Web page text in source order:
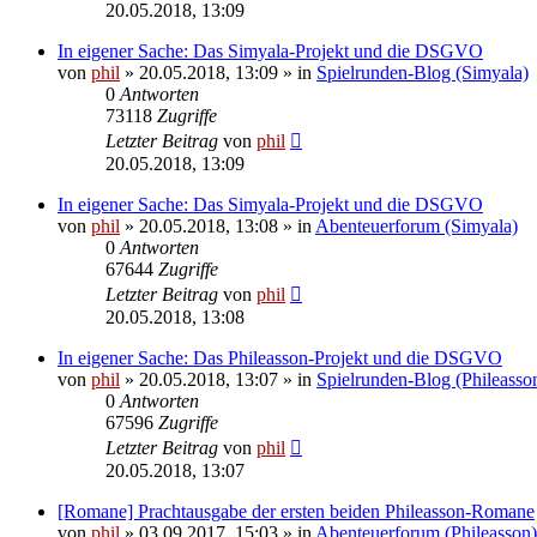
20.05.2018, 13:09
In eigener Sache: Das Simyala-Projekt und die DSGVO
von phil » 20.05.2018, 13:09 » in Spielrunden-Blog (Simyala)
0 Antworten
73118 Zugriffe
Letzter Beitrag von phil
20.05.2018, 13:09
In eigener Sache: Das Simyala-Projekt und die DSGVO
von phil » 20.05.2018, 13:08 » in Abenteuerforum (Simyala)
0 Antworten
67644 Zugriffe
Letzter Beitrag von phil
20.05.2018, 13:08
In eigener Sache: Das Phileasson-Projekt und die DSGVO
von phil » 20.05.2018, 13:07 » in Spielrunden-Blog
0 Antworten
67596 Zugriffe
Letzter Beitrag von phil
20.05.2018, 13:07
[Romane] Prachtausgabe der ersten beiden Phileasson-Romane
von phil » 03.09.2017, 15:03 » in Abenteuerforum (Phileasson)